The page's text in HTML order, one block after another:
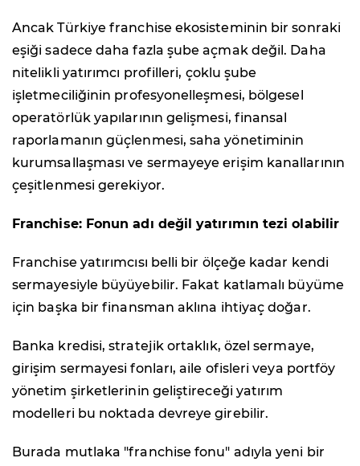
Ancak Türkiye franchise ekosisteminin bir sonraki
eşiği sadece daha fazla şube açmak değil. Daha
nitelikli yatırımcı profilleri, çoklu şube
işletmeciliğinin profesyonelleşmesi, bölgesel
operatörlük yapılarının gelişmesi, finansal
raporlamanın güçlenmesi, saha yönetiminin
kurumsallaşması ve sermayeye erişim kanallarının
çeşitlenmesi gerekiyor.
Franchise: Fonun adı değil yatırımın tezi olabilir
Franchise yatırımcısı belli bir ölçeğe kadar kendi
sermayesiyle büyüyebilir. Fakat katlamalı büyüme
için başka bir finansman aklına ihtiyaç doğar.
Banka kredisi, stratejik ortaklık, özel sermaye,
girişim sermayesi fonları, aile ofisleri veya portföy
yönetim şirketlerinin geliştireceği yatırım
modelleri bu noktada devreye girebilir.
Burada mutlaka "franchise fonu" adıyla yeni bir